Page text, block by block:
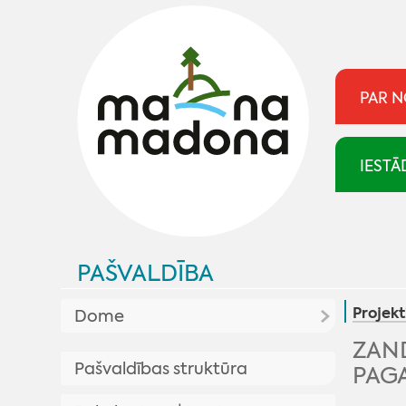
PAR
PAŠVALDĪBA
Dome
Aktualitātes pašvaldībā
Pašvaldības struktūra